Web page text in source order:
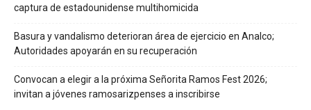
captura de estadounidense multihomicida
Basura y vandalismo deterioran área de ejercicio en Analco;
Autoridades apoyarán en su recuperación
Convocan a elegir a la próxima Señorita Ramos Fest 2026;
invitan a jóvenes ramosarizpenses a inscribirse